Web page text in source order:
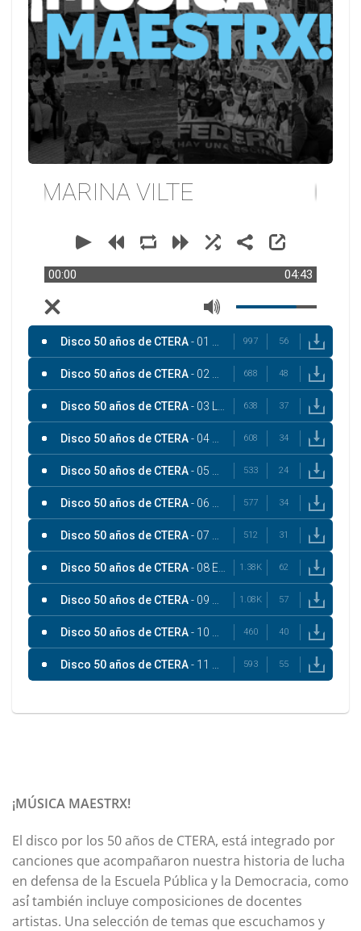
VILTE
00:00 04:43
Disco 50 años de CTERA- 01 MARINA VILTE 997 56
Disco 50 años de CTERA- 02 SUBE 688 48
Disco 50 años de CTERA- 03 LOS DINOSAURIOS 638 37
Disco 50 años de CTERA- 04 SEGUIR VIVIENDO SIN TU AMOR 608 34
Disco 50 años de CTERA- 05 BANDO 533 24
Disco 50 años de CTERA- 06 DE IGUAL A IGUAL 577 34
Disco 50 años de CTERA- 07 MAL BICHO 512 31
Disco 50 años de CTERA- 08 ESTANDARTE Y CAMINO 1.38K 62
Disco 50 años de CTERA- 09 CANDOMBE DE LUCHADORES 1.08K 57
Disco 50 años de CTERA- 10 UNA CALLE 460 40
Disco 50 años de CTERA- 11 NO DEJES DE CANTAR 593 55
¡MÚSICA MAESTRX!
El disco por los 50 años de CTERA, está integrado por
canciones que acompañaron nuestra historia de lucha
en defensa de la Escuela Pública y la Democracia, como
así́ también incluye composiciones de docentes
artistas. Una selección de temas que escuchamos y